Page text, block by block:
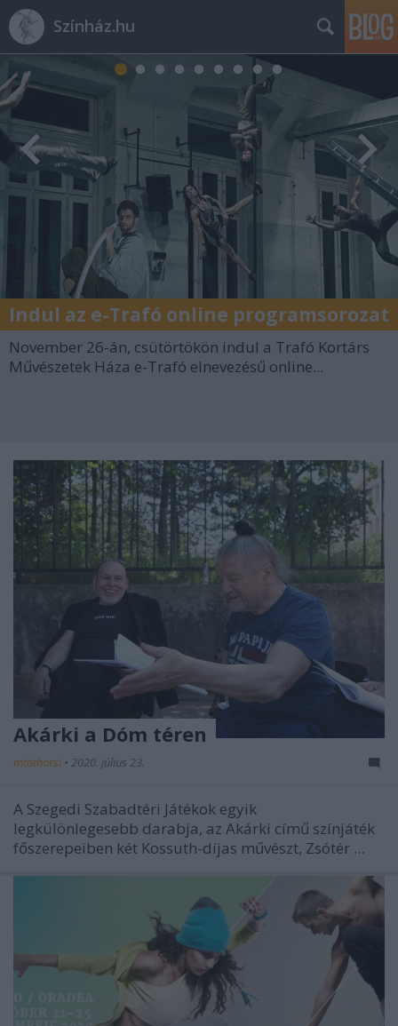
Színház.hu
Indul az e-Trafó online programsorozat
November 26-án, csütörtökön indul a Trafó Kortárs
Művészetek Háza e-Trafó elnevezésű online...
Akárki a Dóm téren
mtothorsi • 2020. július 23.
A Szegedi Szabadtéri Játékok egyik
legkülönlegesebb darabja, az Akárki című színjáték
főszerepeiben két Kossuth-díjas művészt, Zsótér ...